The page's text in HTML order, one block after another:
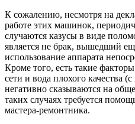
К сожалению, несмотря на
работе этих машинок,
случаются казусы в виде
является не брак, вышедший
использование аппарата
Кроме того, есть такие
сети и вода плохого качества
негативно сказываются на
таких случаях требуется
мастера-ремонтника.